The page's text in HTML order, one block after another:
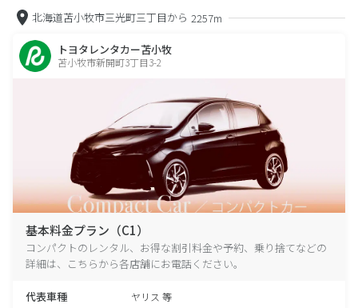
北海道苫小牧市三光町三丁目から 2257m
トヨタレンタカー苫小牧
苫小牧市新開町3丁目3-2
基本料金プラン（C1）
コンパクトのレンタル、お得な割引料金や予約、乗り捨てなどの
詳細は、こちらから各店舗にお電話ください。
代表車種 ヤリス 等